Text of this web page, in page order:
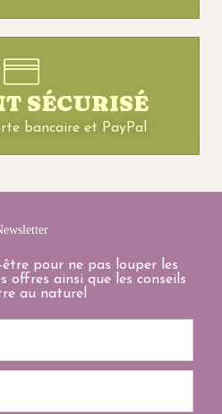
SÉCURISÉ
bancaire et PayPal
pour ne pas louper les
offres ainsi que les conseils
au naturel